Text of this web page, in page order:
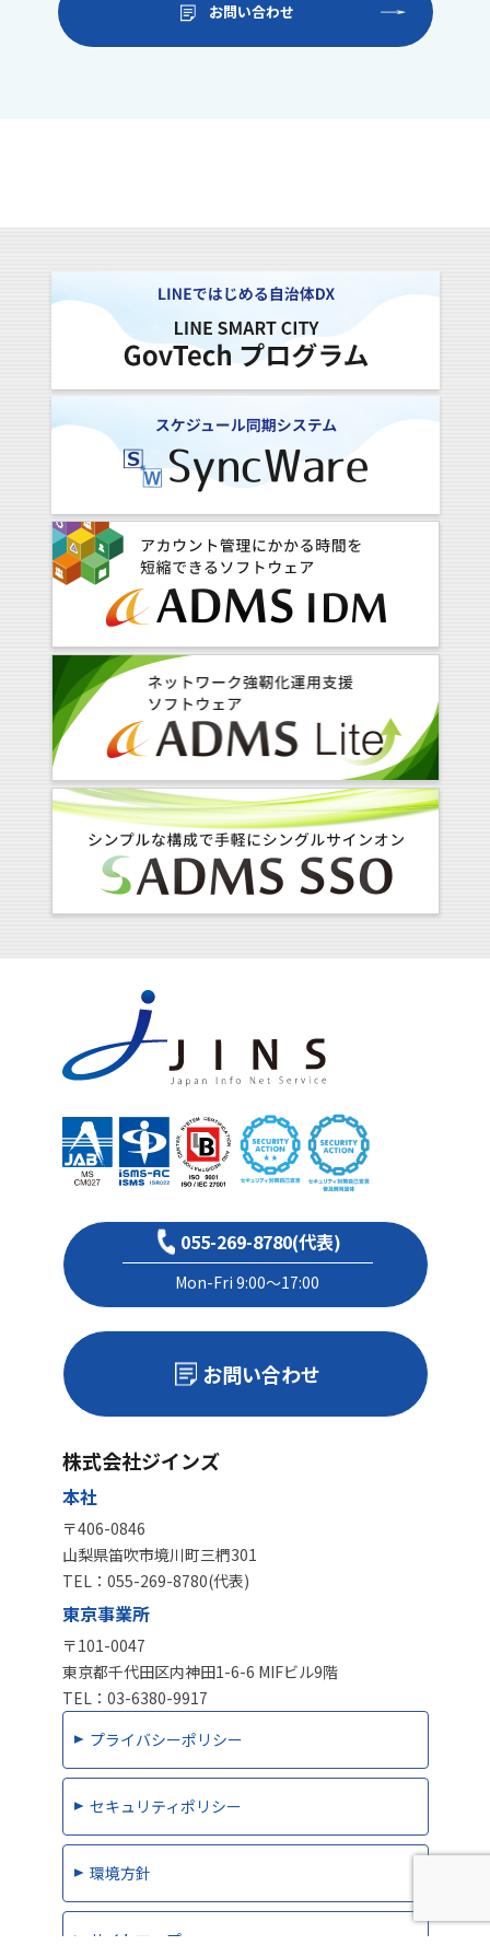
お問い合わせ
055-269-8780(代表)
Mon-Fri 9:00～17:00
お問い合わせ
株式会社ジインズ
本社
〒406-0846
山梨県笛吹市境川町三椚301
TEL： 055-269-8780(代表)
東京事業所
〒101-0047
東京都千代田区内神田1-6-6 MIFビル9階
TEL： 03-6380-9917
プライバシーポリシー
セキュリティポリシー
環境方針
サイトマップ